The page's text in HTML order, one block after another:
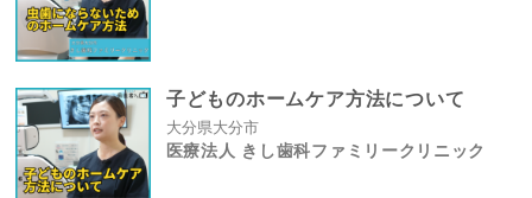
子どものホームケア方法について
大分県大分市
医療法人 きし歯科ファミリークリニック